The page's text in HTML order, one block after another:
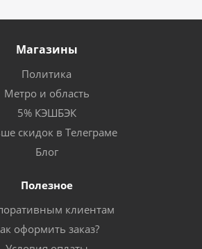
Магазины
Политика
Метро и область
5% КЭШБЭК
скидок в Телеграме
Блог
Полезное
клиентам
оформить заказ?